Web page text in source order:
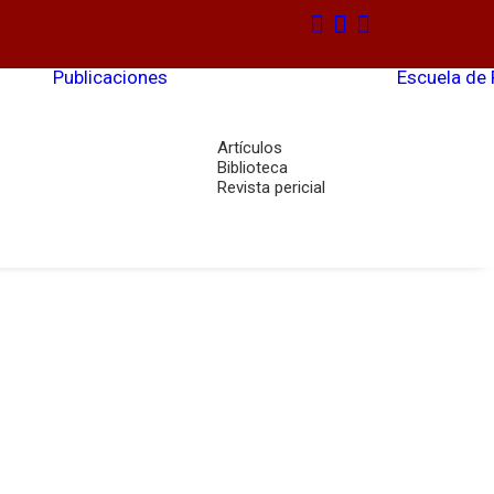
Publicaciones
Artículos
Biblioteca
Revista pericial
Escuela